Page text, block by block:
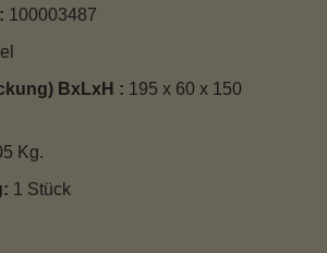
100003487
BxLxH : 195 x 60 x 150
Kg.
1 Stück